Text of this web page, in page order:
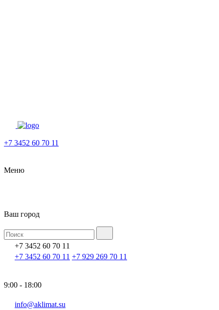
+7 3452 60 70 11
Меню
Ваш город
+7 3452 60 70 11
+7 3452 60 70 11 +7 929 269 70 11
9:00 - 18:00
info@aklimat.su